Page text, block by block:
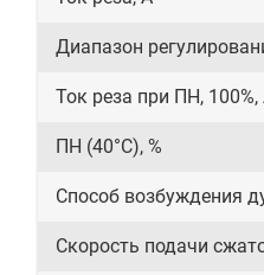
Диапазон
Ток реза при ПН, 100%,
ПН (40°C), %
Способ возбуждения
Скорость подачи